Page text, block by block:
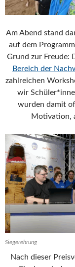
Am Abend stand
auf dem
Grund zur Freude:
Bereich der
zahlreichen
wir
wurden damit
Motivation,
Siegerehrung
Nach dieser